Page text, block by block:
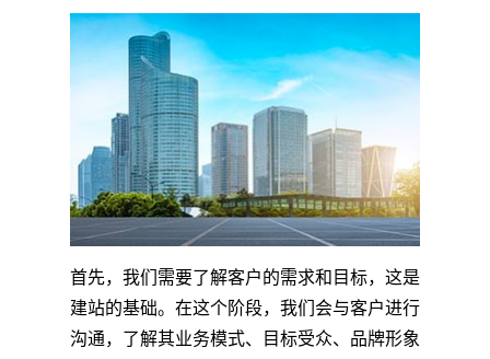
首先，我们需要了解客户的需求和目标，这是
建站的基础。在这个阶段，我们会与客户进行
沟通，了解其业务模式、目标受众、品牌形象